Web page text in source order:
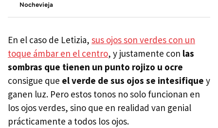
Nochevieja
En el caso de Letizia, sus ojos son verdes con un
toque ámbar en el centro, y justamente con las
sombras que tienen un punto rojizo u ocre
consigue que el verde de sus ojos se intesifique y
ganen luz. Pero estos tonos no solo funcionan en
los ojos verdes, sino que en realidad van genial
prácticamente a todos los ojos.